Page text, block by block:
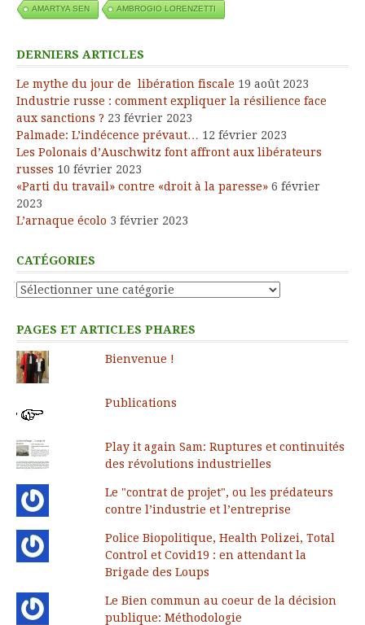
AMARTYA SEN AMBROGIO LORENZETTI
DERNIERS ARTICLES
Le mythe du jour de libération fiscale 19 août 2023
Industrie russe : comment expliquer la résilience face
aux sanctions ? 23 février 2023
Palmade: L’indécence prévaut… 12 février 2023
Les Polonais d’Auschwitz font affront aux libérateurs
russes 10 février 2023
«Parti du travail» contre «droit à la paresse» 6 février
2023
L’arnaque écolo 3 février 2023
CATÉGORIES
Catégories
PAGES ET ARTICLES PHARES
Bienvenue !
Publications
Play it again Sam: Ruptures et continuités
des révolutions industrielles
Le "contrat de projet", ou les prédateurs
contre l’industrie et l’entreprise
Police Biopolitique, Health Polizei, Total
Control et Covid19 : en attendant la
Brigade des Loups
Le Bien commun au coeur de la décision
publique: Méthodologie